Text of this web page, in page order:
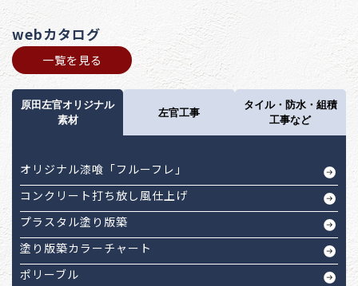
webカタログ
一覧を見る
原田左官オリジナル
素材
左官工事
タイル・防水・組積
工事など
オリジナル漆喰「フルーフレ」
コンクリート打ち放し風仕上げ
プラスタル塗り版築
塗り版築カラーチャート
ポリーブル